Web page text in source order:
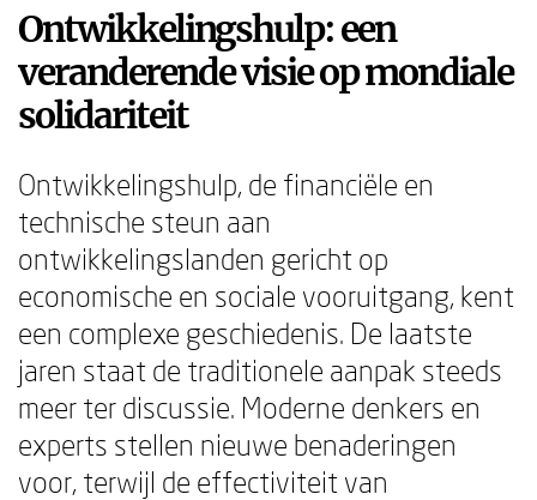
Ontwikkelingshulp: een
veranderende visie op mondiale
solidariteit
Ontwikkelingshulp, de financiële en
technische steun aan
ontwikkelingslanden gericht op
economische en sociale vooruitgang, kent
een complexe geschiedenis. De laatste
jaren staat de traditionele aanpak steeds
meer ter discussie. Moderne denkers en
experts stellen nieuwe benaderingen
voor, terwijl de effectiviteit van